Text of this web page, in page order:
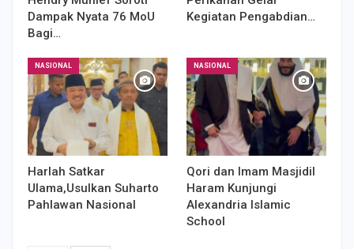
Dampak Nyata 76 MoU
Bagi…
Kegiatan Pengabdian…
NASIONAL
Harlah Satkar
Ulama,Usulkan Suharto
Pahlawan Nasional
NASIONAL
Qori dan Imam Masjidil
Haram Kunjungi
Alexandria Islamic
School